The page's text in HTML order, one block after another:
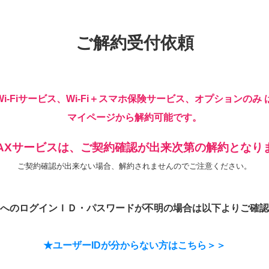
ご解約受付依頼
Fiサービス、Wi-Fi＋スマホ保険サービス、オプションのみ
マイページから解約可能です。
サービスは、ご契約確認が出来次第の解約となり
ご契約確認が出来ない場合、解約されませんのでご注意ください。
のログインＩＤ・パスワードが不明の場合は以下よりご確
★ユーザーIDが分からない方はこちら＞＞